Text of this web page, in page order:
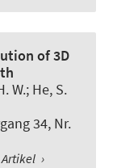
of 3D
W.; He, S.
34, Nr.
Artikel ›